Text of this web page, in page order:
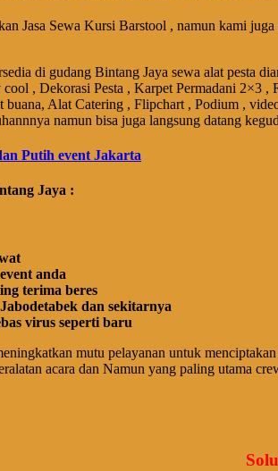
Jasa Sewa Kursi Barstool , namun kami
di gudang Bintang Jaya sewa alat pesta
, Dekorasi Pesta , Karpet Permadani
Alat Catering , Flipchart , Podium ,
namun bisa juga langsung datang
Jaya :
anda
terima beres
dan sekitarnya
virus seperti baru
mutu pelayanan untuk
acara dan Namun yang paling utama